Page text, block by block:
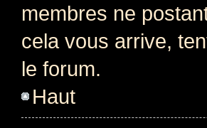
membres ne
cela vous arrive,
le forum.
Haut